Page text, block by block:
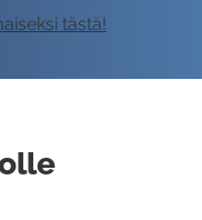
tästä!